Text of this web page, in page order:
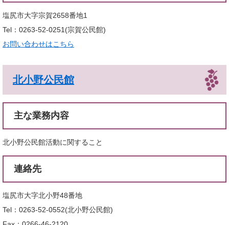
塩尻市大字宗賀2658番地1
Tel：0263-52-0251 宗賀公民館
お問い合わせはこちら
北小野公民館
主な業務内容
北小野公民館活動に関すること
連絡先
塩尻市大字北小野48番地
Tel：0263-52-0552 北小野公民館